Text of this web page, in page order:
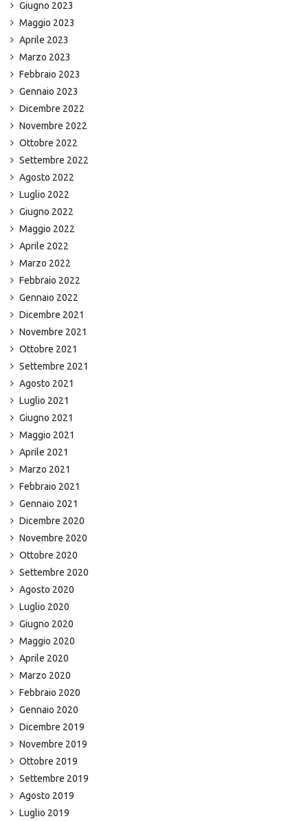
Giugno 2023
Maggio 2023
Aprile 2023
Marzo 2023
Febbraio 2023
Gennaio 2023
Dicembre 2022
Novembre 2022
Ottobre 2022
Settembre 2022
Agosto 2022
Luglio 2022
Giugno 2022
Maggio 2022
Aprile 2022
Marzo 2022
Febbraio 2022
Gennaio 2022
Dicembre 2021
Novembre 2021
Ottobre 2021
Settembre 2021
Agosto 2021
Luglio 2021
Giugno 2021
Maggio 2021
Aprile 2021
Marzo 2021
Febbraio 2021
Gennaio 2021
Dicembre 2020
Novembre 2020
Ottobre 2020
Settembre 2020
Agosto 2020
Luglio 2020
Giugno 2020
Maggio 2020
Aprile 2020
Marzo 2020
Febbraio 2020
Gennaio 2020
Dicembre 2019
Novembre 2019
Ottobre 2019
Settembre 2019
Agosto 2019
Luglio 2019